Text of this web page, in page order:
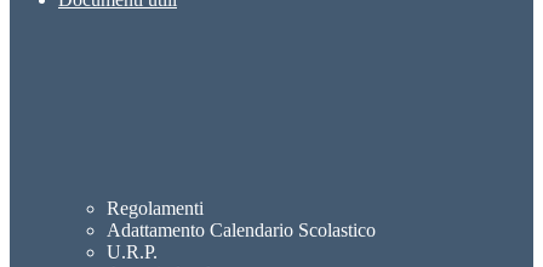
Regolamenti
Adattamento Calendario Scolastico
U.R.P.